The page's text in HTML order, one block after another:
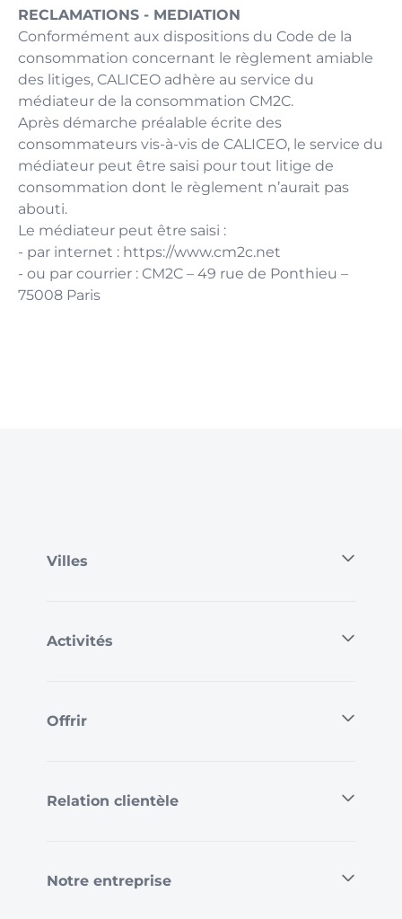
RECLAMATIONS - MEDIATION
Conformément aux dispositions du Code de la
consommation concernant le règlement amiable
des litiges, CALICEO adhère au service du
médiateur de la consommation CM2C.
Après démarche préalable écrite des
consommateurs vis-à-vis de CALICEO, le service du
médiateur peut être saisi pour tout litige de
consommation dont le règlement n’aurait pas
abouti.
Le médiateur peut être saisi :
- par internet : https://www.cm2c.net
- ou par courrier : CM2C – 49 rue de Ponthieu –
75008 Paris
Villes
Activités
Offrir
Relation clientèle
Notre entreprise